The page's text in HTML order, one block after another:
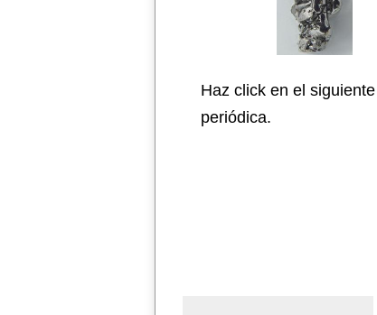
Haz click en el
periódica.